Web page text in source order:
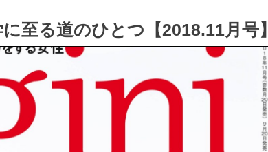
至る道のひとつ【2018.11月号】